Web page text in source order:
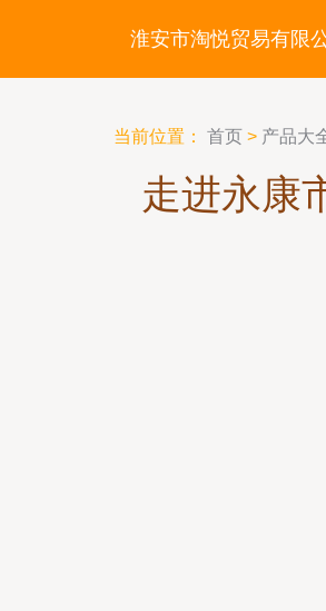
淮安市淘悦贸易有限
当前位置： 首页 > 产品大
走进永康